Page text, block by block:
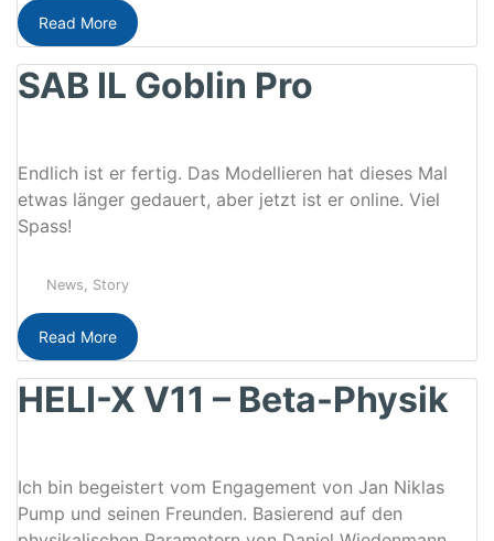
Read More
SAB IL Goblin Pro
Endlich ist er fertig. Das Modellieren hat dieses Mal
etwas länger gedauert, aber jetzt ist er online. Viel
Spass!
News, Story
Read More
HELI-X V11 – Beta-Physik
Ich bin begeistert vom Engagement von Jan Niklas
Pump und seinen Freunden. Basierend auf den